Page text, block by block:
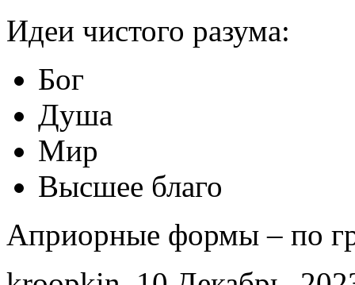
Идеи чистого разума:
Бог
Душа
Мир
Высшее благо
Априорные формы – по